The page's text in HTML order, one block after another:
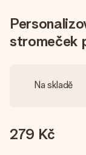
stromeček
Na skladě
279 Kč